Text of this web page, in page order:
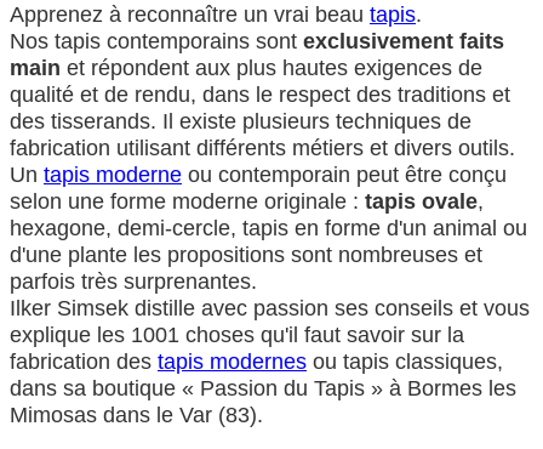
Apprenez à reconnaître un vrai beau tapis.
Nos tapis contemporains sont exclusivement faits
main et répondent aux plus hautes exigences de
qualité et de rendu, dans le respect des traditions et
des tisserands. Il existe plusieurs techniques de
fabrication utilisant différents métiers et divers outils.
Un tapis moderne ou contemporain peut être conçu
selon une forme moderne originale : tapis ovale,
hexagone, demi-cercle, tapis en forme d'un animal ou
d'une plante les propositions sont nombreuses et
parfois très surprenantes.
Ilker Simsek distille avec passion ses conseils et vous
explique les 1001 choses qu'il faut savoir sur la
fabrication des tapis modernes ou tapis classiques,
dans sa boutique « Passion du Tapis » à Bormes les
Mimosas dans le Var (83).